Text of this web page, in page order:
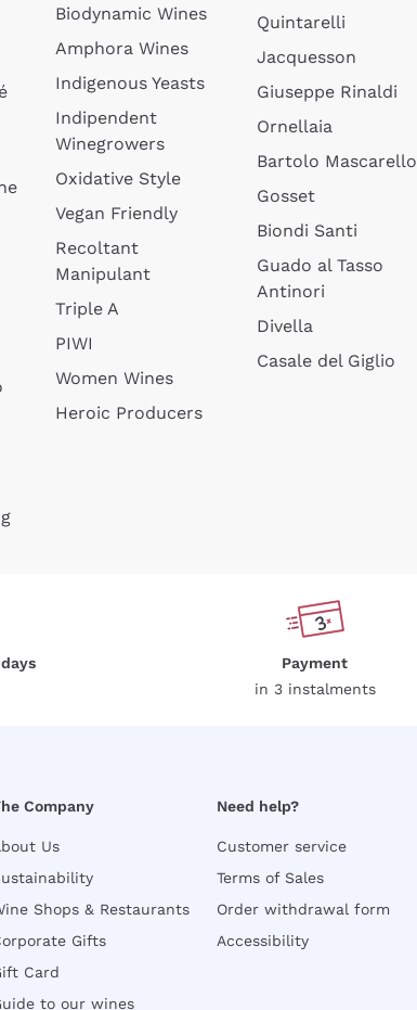
Biodynamic Wines
Amphora Wines
Indigenous Yeasts
Indipendent
Winegrowers
Oxidative Style
Vegan Friendly
Recoltant
Manipulant
Triple A
PIWI
Women Wines
Heroic Producers
Quintarelli
Jacquesson
Giuseppe Rinaldi
Ornellaia
Bartolo Mascarello
Gosset
Biondi Santi
Guado al Tasso
Antinori
Divella
Casale del Giglio
Payment
in 3 instalments
Company
Us
Shops & Restaurants
Gifts
Card
to our wines
Need help?
Customer service
Terms of Sales
Order withdrawal form
Accessibility